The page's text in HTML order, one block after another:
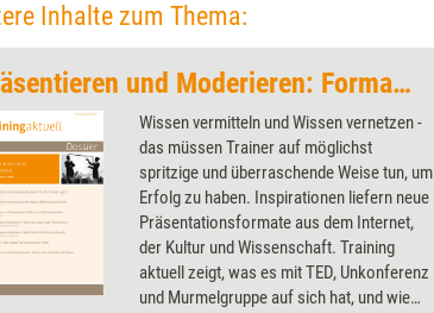
Inhalte zum Thema:
Präsentieren und Moderieren: Formate, Methoden, Tools
Wissen vermitteln und Wissen vernetzen -
das müssen Trainer auf möglichst
spritzige und überraschende Weise tun, um
Erfolg zu haben. Inspirationen liefern neue
Präsentationsformate aus dem Internet,
der Kultur und Wissenschaft. Training
aktuell zeigt, was es mit TED, Unkonferenz
und Murmelgruppe auf sich hat, und wie